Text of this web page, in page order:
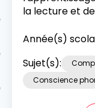
la lecture et
Année(s)
Sujet(s):
Conscience